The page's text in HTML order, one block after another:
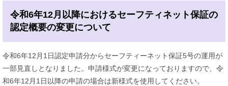
令和6年12月以降におけるセーフティネット保証の
認定概要の変更について
令和6年12月1日認定申請分からセーフティーネット保証5号の運用が
一部見直しとなりました。申請様式が変更になっておりますので、令
和6年12月1日以降の申請の場合は新様式を使用してください。